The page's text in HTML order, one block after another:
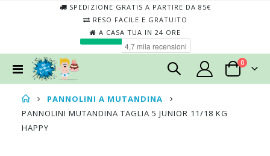
SPEDIZIONE GRATIS A PARTIRE DA 85€
RESO FACILE E GRATUITO
A CASA TUA IN 24 ORE
Toggle
Nav
Cart
0elementi
PANNOLINI A MUTANDINA
PANNOLINI MUTANDINA TAGLIA 5 JUNIOR 11/18 KG
HAPPY